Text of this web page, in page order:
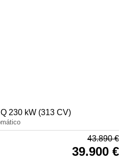
230 kW (313 CV)
43.890€
39.900 €